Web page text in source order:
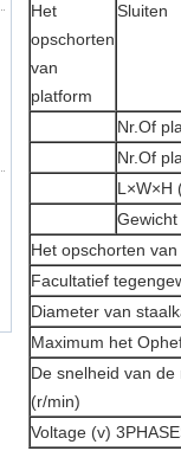
Het
opschorten
van
platform
Sluiten
Nr.Of
Nr.Of
L×W×H
Gewicht
Het opschorten
Facultatief
Diameter van
Maximum het
De snelheid van
(r/min)
Voltage (v)